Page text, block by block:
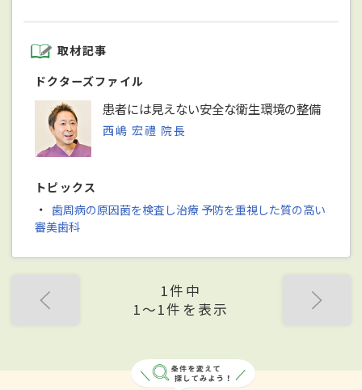
取材記事
ドクターズファイル
患者には見えない安全な衛生環境の整備
西嶋 宏禮 院長
トピックス
・ 歯周病の原因菌を検査し治療 予防を重視した質の高い
審美歯科
1件中
1〜1件を表示